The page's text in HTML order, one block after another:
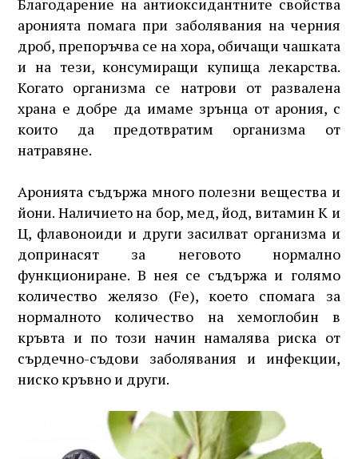
аронията помага при заболявания на черния
дроб, препоръчва се на хора, обичащи чашката
и на тези, консумиращи купища лекарства.
Когато организма се натрови от развалена
храна е добре да имаме зрънца от арония, с
които да предотвратим организма от
натравяне.
Аронията съдържа много полезни вещества и
йони. Наличието на бор, мед, йод, витамин К и
Ц, флавоноиди и други засилват организма и
допринасят за неговото нормално
функциониране. В нея се съдържа и голямо
количество желязо (Fe), което спомага за
нормалното количество на хемоглобин в
кръвта и по този начин намалява риска от
сърдечно-съдови заболявания и инфекции,
ниско кръвно и други.